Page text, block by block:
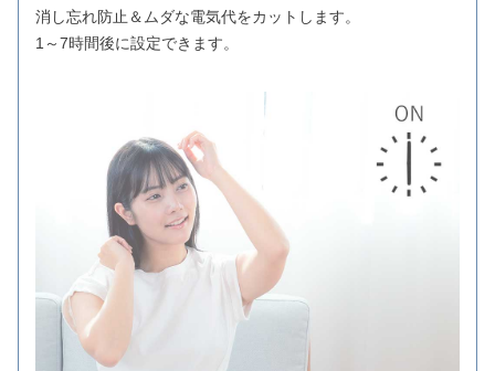
消し忘れ防止＆ムダな電気代をカットします。
1～7時間後に設定できます。